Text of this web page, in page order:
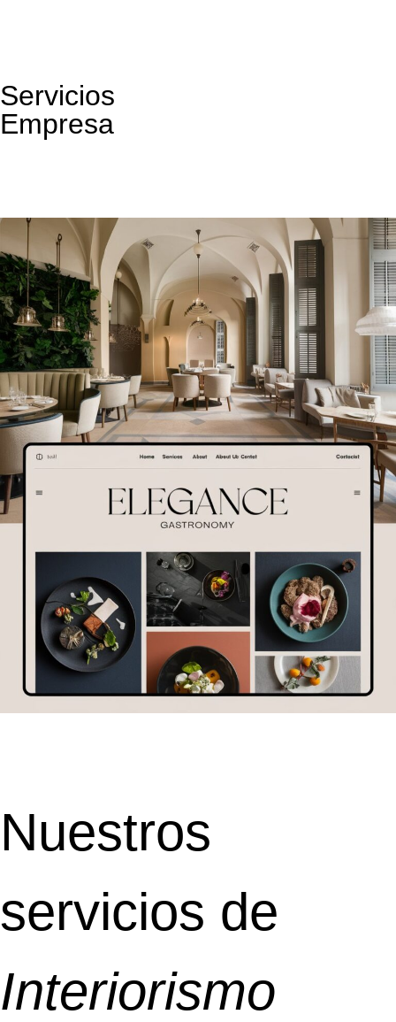
Servicios
Empresa
Nuestros
servicios de
Interiorismo